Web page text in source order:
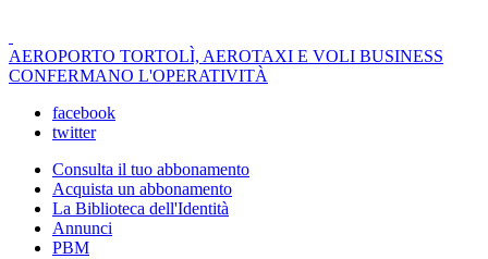
AEROPORTO TORTOLÌ, AEROTAXI E VOLI BUSINESS
CONFERMANO L'OPERATIVITÀ
facebook
twitter
Consulta il tuo abbonamento
Acquista un abbonamento
La Biblioteca dell'Identità
Annunci
PBM